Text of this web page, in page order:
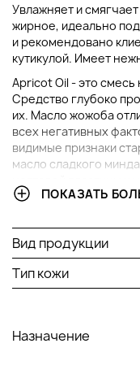
Увлажняет и
жирное, идеально
и рекомендовано
кутикулой. Имеет
Apricot Oil - это смесь
Средство глубоко
их. Масло жожоба
всех негативных
видимые признаки
масло сладкого
Активные
Масло
оказывает
раздражение,
эффектом.
Масло
признаками
Масло
ПОКАЗАТЬ
Вид продукции
Тип кожи
Назначение